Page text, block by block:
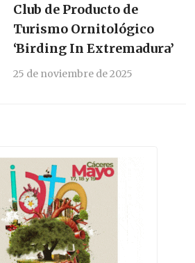
Club de Producto de
Turismo Ornitológico
‘Birding In Extremadura’
25 de noviembre de 2025